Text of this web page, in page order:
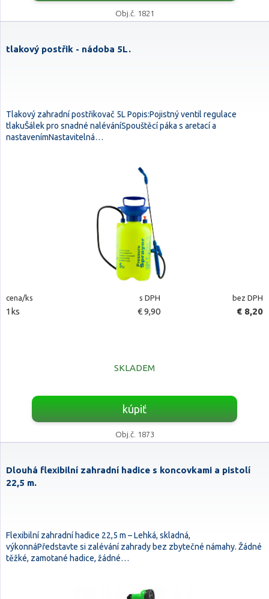
Obj.č. 1821
tlakový postřik - nádoba 5L.
Tlakový zahradní postřikovač 5L Popis:Pojistný ventil regulace
tlakuŠálek pro snadné naléváníSpouštěcí páka s aretací a
nastavenímNastavitelná…
cena/ks s DPH bez DPH
1ks € 9,90 € 8,20
SKLADEM
kúpiť
Obj.č. 1873
Dlouhá flexibilní zahradní hadice s koncovkami a pistolí
22,5 m.
Flexibilní zahradní hadice 22,5 m – Lehká, skladná,
výkonnáPředstavte si zalévání zahrady bez zbytečné námahy. Žádné
těžké, zamotané hadice, žádné…